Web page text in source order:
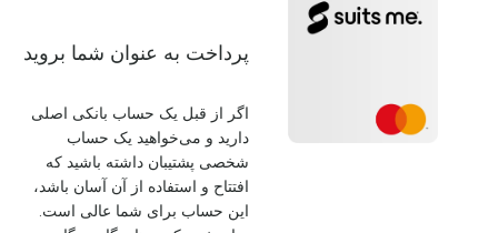
پرداخت به عنوان شما بروید
اگر از قبل یک حساب بانکی اصلی
دارید و می‌خواهید یک حساب
شخصی پشتیبان داشته باشید که
افتتاح و استفاده از آن آسان باشد،
این حساب برای شما عالی است.